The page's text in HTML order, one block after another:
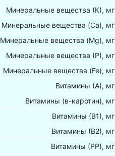
Минеральные вещества (К), мг
Минеральные вещества (Са), мг
Минеральные вещества (Mg), мг
Минеральные вещества (Р), мг
Минеральные вещества (Fe), мг
Витамины (А), мг
Витамины (в-каротин), мг
Витамины (В1), мг
Витамины (В2), мг
Витамины (РР), мг